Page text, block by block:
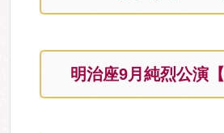
明治座9月純烈公演【